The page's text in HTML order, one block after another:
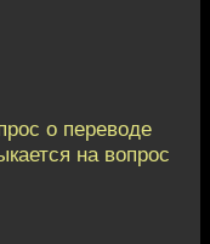
о переводе
на вопрос